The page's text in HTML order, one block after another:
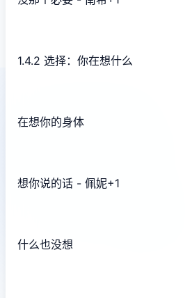
1.4.2 选择：你在想什么
在想你的身体
想你说的话 - 佩妮+1
什么也没想